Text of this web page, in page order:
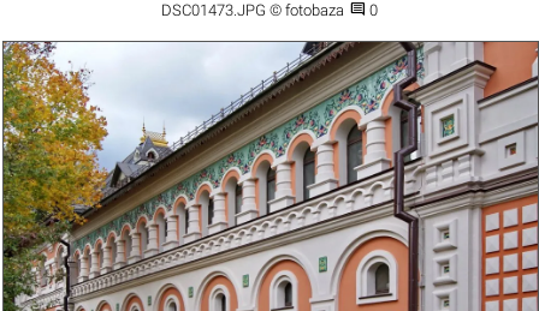
DSC01473.JPG © fotobaza  0